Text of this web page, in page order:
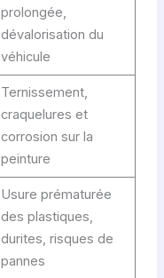
prolongée,
dévalorisation du
véhicule
Ternissement,
craquelures et
corrosion sur la
peinture
Usure prématurée
des plastiques,
durites, risques de
pannes